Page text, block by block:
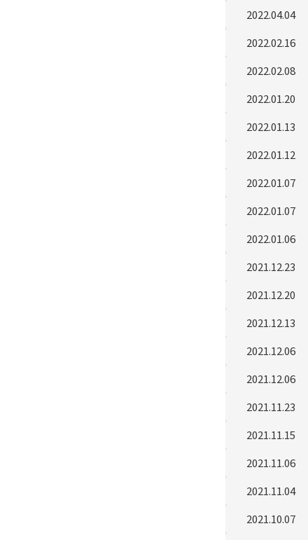
2022.04.04
2022.02.16
2022.02.08
2022.01.20
2022.01.13
2022.01.12
2022.01.07
2022.01.07
2022.01.06
2021.12.23
2021.12.20
2021.12.13
2021.12.06
2021.12.06
2021.11.23
2021.11.15
2021.11.06
2021.11.04
2021.10.07